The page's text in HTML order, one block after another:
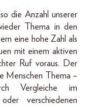
die Anzahl unserer
Thema in den
eine hohe Zahl als
mit einem aktiven
Ruf voraus. Der
Menschen Thema –
Vergleiche im
verschiedenen